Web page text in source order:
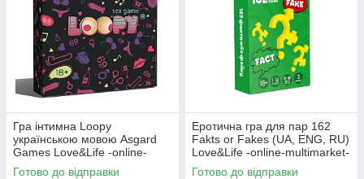
Гра інтимна Loopy
українською мовою Asgard
Games Love&Life -online-
multimarket-
Готово до відправки
Еротична гра для пар 162
Fakts or Fakes (UA, ENG, RU)
Love&Life -online-multimarket-
Готово до відправки